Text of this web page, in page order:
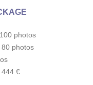
photos
photos
444 €